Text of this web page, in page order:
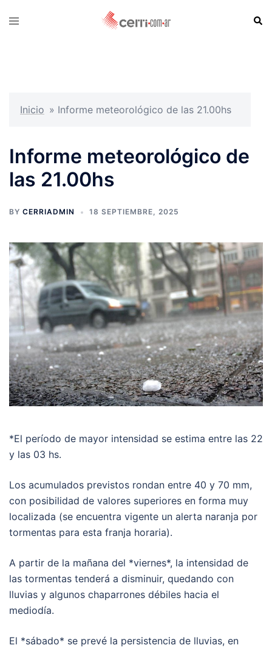
Toggle
Inicio » Informe meteorológico de las 21.00hs
Informe meteorológico de
las 21.00hs
BY CERRIADMIN 18 SEPTIEMBRE, 2025
*El período de mayor intensidad se estima entre las 22
y las 03 hs.
Los acumulados previstos rondan entre 40 y 70 mm,
con posibilidad de valores superiores en forma muy
localizada (se encuentra vigente un alerta naranja por
tormentas para esta franja horaria).
A partir de la mañana del *viernes*, la intensidad de
las tormentas tenderá a disminuir, quedando con
lluvias y algunos chaparrones débiles hacia el
mediodía.
El *sábado* se prevé la persistencia de lluvias, en